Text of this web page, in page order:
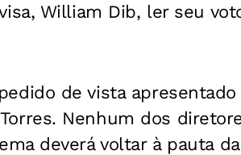
William Dib, ler seu
de vista
Nenhum dos
deverá voltar à pauta